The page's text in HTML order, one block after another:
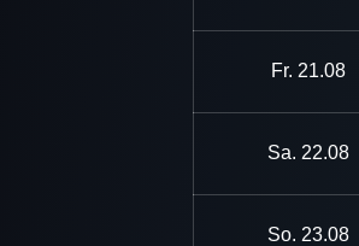
Fr. 21.08
Sa. 22.08
So. 23.08